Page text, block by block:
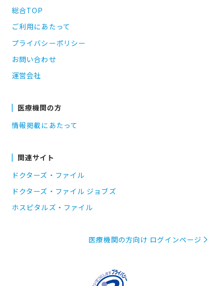
総合TOP
ご利用にあたって
プライバシーポリシー
お問い合わせ
運営会社
医療機関の方
情報掲載にあたって
関連サイト
ドクターズ・ファイル
ドクターズ・ファイル ジョブズ
ホスピタルズ・ファイル
医療機関の方向け ログインページ